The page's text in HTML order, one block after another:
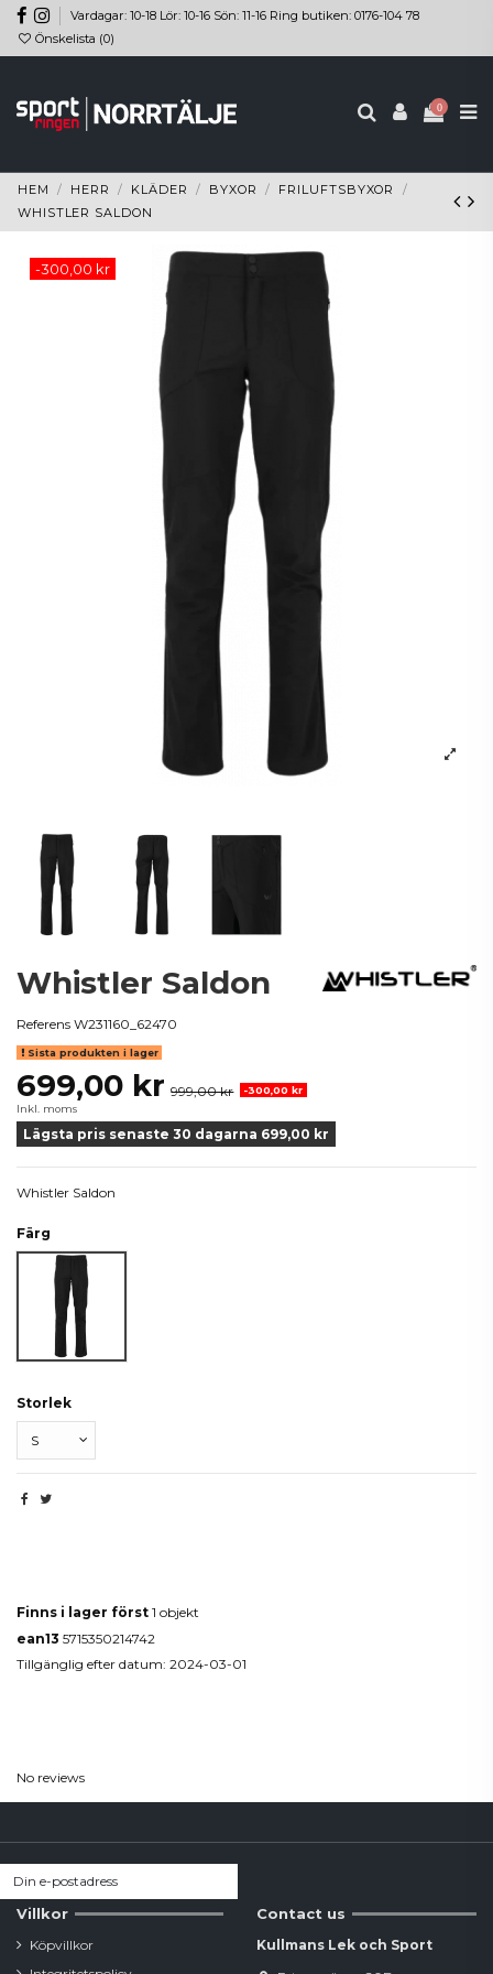
Vardagar: 10-18 Lör: 10-16 Sön: 11-16 Ring butiken: 0176-104 78
Önskelista (0)
0
HEM HERR KLÄDER BYXOR
FRILUFTSBYXOR
WHISTLER SALDON
-300,00 kr
Whistler Saldon
Referens W231160_62470
Sista produkten i lager
699,00 kr 999,00 kr
-300,00 kr
Inkl. moms
Lägsta pris senaste 30 dagarna 699,00 kr
Whistler Saldon
Färg
Svart
Storlek
Finns i lager först 1 objekt
ean13 5715350214742
Tillgänglig efter datum: 2024-03-01
No reviews
Villkor
Köpvillkor
Contact us
Kullmans Lek och Sport